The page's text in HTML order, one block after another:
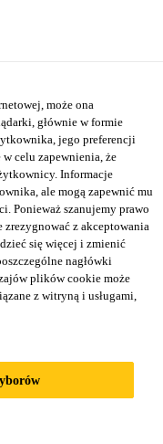
you are accessing it
website for your
SIKA
SELECT A
COUNTRY
może ona
głównie w formie
jego preferencji
celu zapewnienia, że
Informacje
ale mogą zapewnić mu
Ponieważ szanujemy prawo
z akceptowania
się więcej i zmienić
nagłówki
plików cookie może
z witryną i usługami,